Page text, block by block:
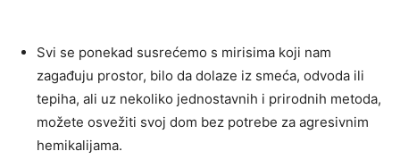
Svi se ponekad susrećemo s mirisima koji nam
zagađuju prostor, bilo da dolaze iz smeća, odvoda ili
tepiha, ali uz nekoliko jednostavnih i prirodnih metoda,
možete osvežiti svoj dom bez potrebe za agresivnim
hemikalijama.